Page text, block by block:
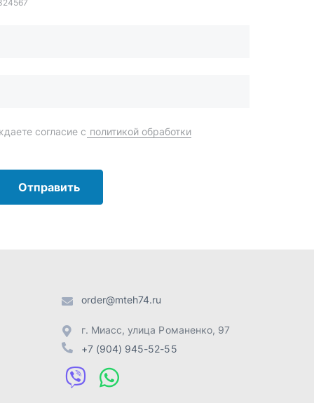
Отправить
+7 (904) 945-52-55
г. Челябинск,Свердловский
тракт, 3Е